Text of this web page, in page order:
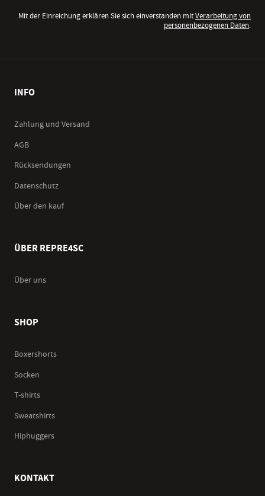
Mit der Einreichung erklären Sie sich einverstanden mitVerarbeitung von
personenbezogenen Daten.
INFO
Zahlung und Versand
AGB
Rücksendungen
Datenschutz
Über den kauf
ÜBER REPRE4SC
Über uns
SHOP
Boxershorts
Socken
T-shirts
Sweatshirts
Hiphuggers
KONTAKT